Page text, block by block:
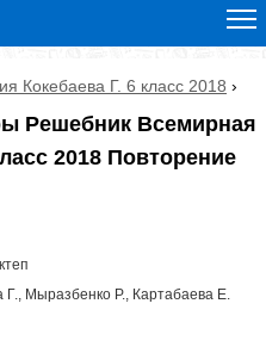
Кокебаева Г. 6 класс 2018 ›
Решебник Всемирная
2018 Повторение
Г., Мыразбенко Р., Картабаева Е.